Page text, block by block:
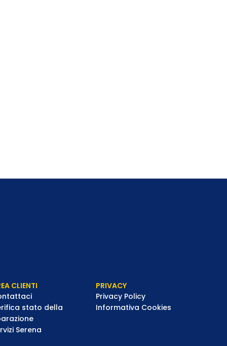
CLIENTI
stato della
Serena
PRIVACY
Privacy Policy
Informativa Cookies